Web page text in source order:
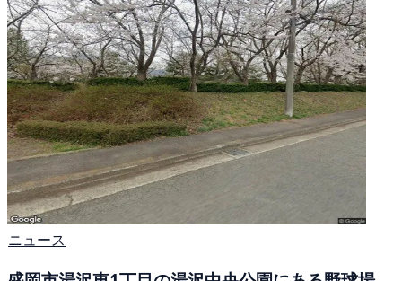
ニュース